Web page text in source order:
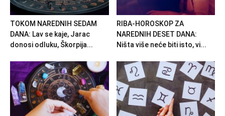
TOKOM NAREDNIH SEDAM
DANA: Lav se kaje, Jarac
donosi odluku, Škorpija...
RIBA-HOROSKOP ZA
NAREDNIH DESET DANA:
Ništa više neće biti isto, vi...